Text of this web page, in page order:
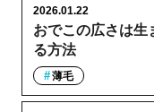
おでこの広さは生
る方法
2026.01.22
薄毛